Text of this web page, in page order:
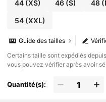
44(XS) 46 (S) 48
54(XXL)
Guide des tailles
​Certains taille sont expédiés
vous pouvez vérifier après avoir
Quantité(s):